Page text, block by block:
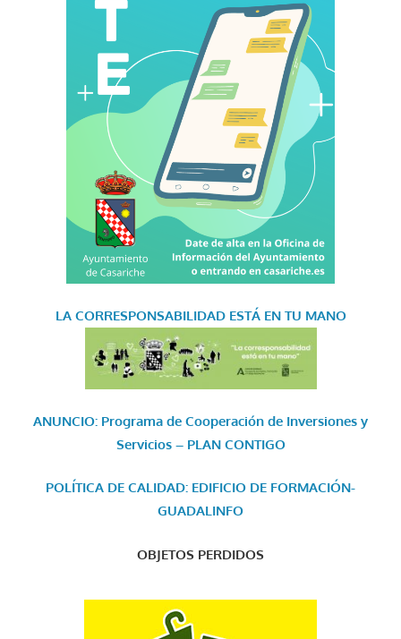
LA CORRESPONSABILIDAD ESTÁ EN TU MANO
ANUNCIO: Programa de Cooperación de Inversiones y
Servicios – PLAN CONTIGO
POLÍTICA DE CALIDAD: EDIFICIO DE FORMACIÓN-
GUADALINFO
OBJETOS PERDIDOS